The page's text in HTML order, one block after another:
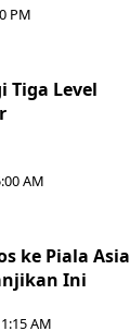
PM
Tiga Level
AM
ke Piala Asia
Ini
AM